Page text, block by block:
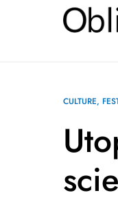
CULTURE